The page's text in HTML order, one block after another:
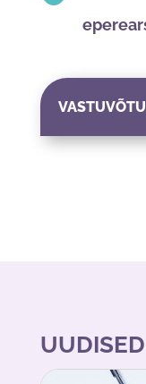
UUDISED